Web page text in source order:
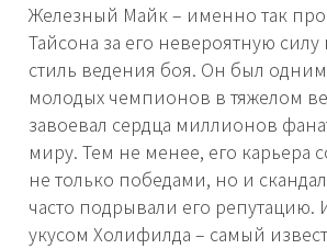
Железный Майк – именно так
Тайсона за его невероятную
стиль ведения боя. Он был
молодых чемпионов в тяжелом
завоевал сердца миллионов
миру. Тем не менее, его карьера
не только победами, но и
часто подрывали его репутацию.
укусом Холифилда – самый